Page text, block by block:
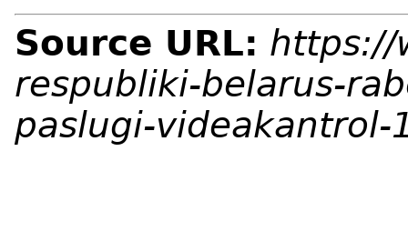
Source URL: https://
respubliki-belarus-
paslugi-videakantrol-